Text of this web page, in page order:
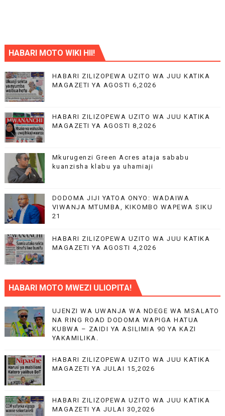
HABARI MOTO WIKI HII!
HABARI ZILIZOPEWA UZITO WA JUU KATIKA
MAGAZETI YA AGOSTI 6,2026
HABARI ZILIZOPEWA UZITO WA JUU KATIKA
MAGAZETI YA AGOSTI 8,2026
Mkurugenzi Green Acres ataja sababu
kuanzisha klabu ya uhamiaji
DODOMA JIJI YATOA ONYO: WADAIWA
VIWANJA MTUMBA, KIKOMBO WAPEWA SIKU
21
HABARI ZILIZOPEWA UZITO WA JUU KATIKA
MAGAZETI YA AGOSTI 4,2026
HABARI MOTO MWEZI ULIOPITA!
UJENZI WA UWANJA WA NDEGE WA MSALATO
NA RING ROAD DODOMA WAPIGA HATUA
KUBWA – ZAIDI YA ASILIMIA 90 YA KAZI
YAKAMILIKA.
HABARI ZILIZOPEWA UZITO WA JUU KATIKA
MAGAZETI YA JULAI 15,2026
HABARI ZILIZOPEWA UZITO WA JUU KATIKA
MAGAZETI YA JULAI 30,2026